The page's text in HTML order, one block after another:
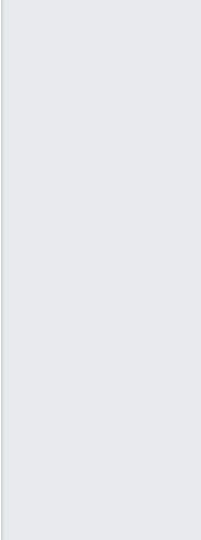
par défaut est "http".
l'interface utilisateur Edge.
un équilibreur de
sachez que la